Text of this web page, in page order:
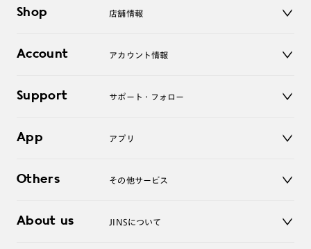
サングラス
コンタクトレンズ
アクセサリー
Shop 店舗情報
オンラインショップ
Account アカウント情報
ログアウト
Support サポート・フォロー
よくあるご質問
お問い合わせ
App アプリ
Others その他サービス
レンズ交換
About us JINSについて